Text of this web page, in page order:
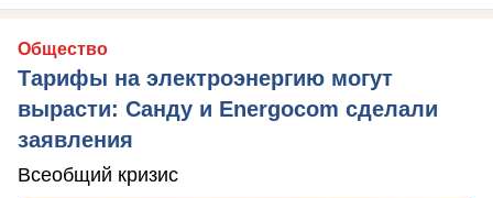
Общество
Тарифы на электроэнергию могут
вырасти: Санду и Energocom сделали
заявления
Всеобщий кризис